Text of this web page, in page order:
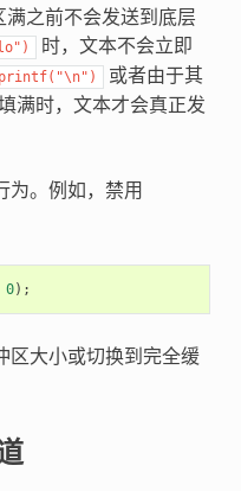
之前不会发送到底层
时，文本不会立即
printf("\n")
或者由于其
满时，文本才会真正发
为。例如，禁用
0);
区大小或切换到完全缓